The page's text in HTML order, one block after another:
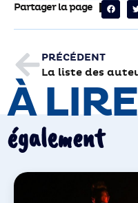
Partager la page
PRÉCÉDENT
À LIRE
également